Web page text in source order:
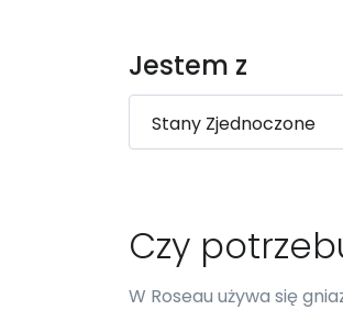
Jestem z
Czy
W Roseau używa się